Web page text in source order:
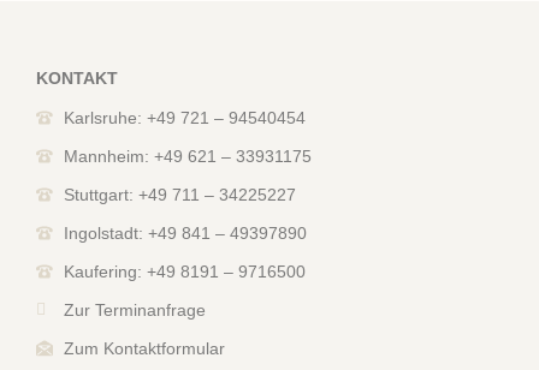
KONTAKT
Karlsruhe: +49 721 – 94540454
Mannheim: +49 621 – 33931175
Stuttgart: +49 711 – 34225227
Ingolstadt: +49 841 – 49397890
Kaufering: +49 8191 – 9716500
Zur Terminanfrage
Zum Kontaktformular